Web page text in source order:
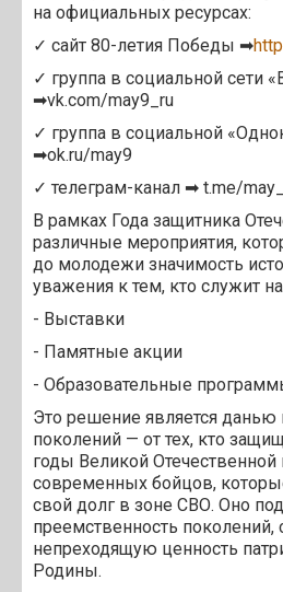
на официальных ресурсах:
✓ сайт 80-летия Победы ➡
✓ группа в социальной сети
➡vk.com/may9_ru
✓ группа в социальной
➡ok.ru/may9
✓ телеграм-канал ➡ t.me/
В рамках Года защитника
различные мероприятия,
до молодежи значимость
уважения к тем, кто служит
- Выставки
- Памятные акции
- Образовательные
Это решение является данью
поколений — от тех, кто
годы Великой
современных бойцов,
свой долг в зоне СВО. Оно
преемственность поколений,
непреходящую ценность
Родины.